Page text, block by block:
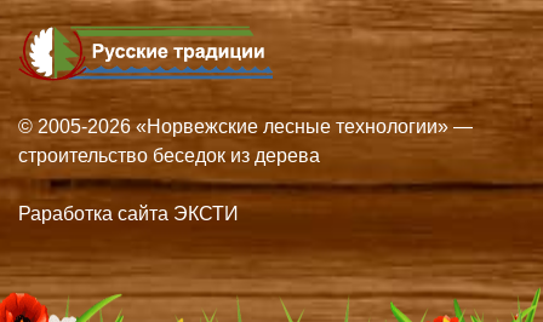
© 2005-2026 «Норвежские лесные технологии» —
строительство беседок из дерева
Раработка сайта ЭКСТИ